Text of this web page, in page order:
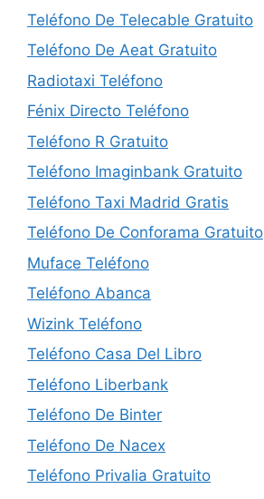
Teléfono De Telecable Gratuito
Teléfono De Aeat Gratuito
Radiotaxi Teléfono
Fénix Directo Teléfono
Teléfono R Gratuito
Teléfono Imaginbank Gratuito
Teléfono Taxi Madrid Gratis
Teléfono De Conforama Gratuito
Muface Teléfono
Teléfono Abanca
Wizink Teléfono
Teléfono Casa Del Libro
Teléfono Liberbank
Teléfono De Binter
Teléfono De Nacex
Teléfono Privalia Gratuito